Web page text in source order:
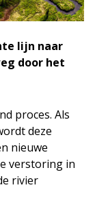
lijn naar
door het
proces. Als
deze
nieuwe
verstoring in
rivier